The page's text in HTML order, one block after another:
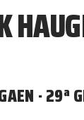
· 29ª